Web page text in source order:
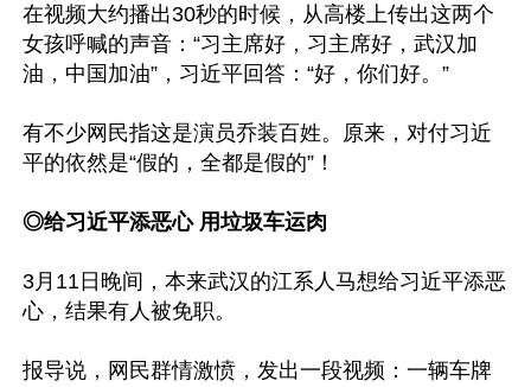
在视频大约播出30秒的时候，从高楼上传出这两个
女孩呼喊的声音：“习主席好，习主席好，武汉加
油，中国加油”，习近平回答：“好，你们好。”
有不少网民指这是演员乔装百姓。原来，对付习近
平的依然是“假的，全都是假的”！
◎给习近平添恶心 用垃圾车运肉
3月11日晚间，本来武汉的江系人马想给习近平添恶
心，结果有人被免职。
报导说，网民群情激愤，发出一段视频：一辆车牌